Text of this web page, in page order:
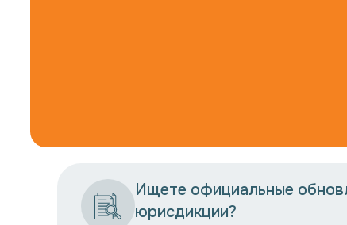
Ищете официальные
юрисдикции?